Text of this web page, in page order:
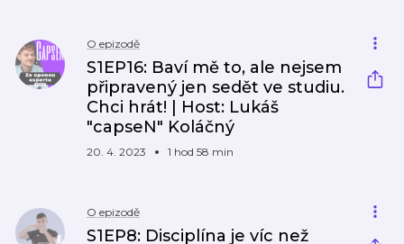
O epizodě
S1EP16: Baví mě to, ale nejsem
připravený jen sedět ve studiu.
Chci hrát! | Host: Lukáš
"capseN" Koláčný
20. 4. 2023 1 hod 58 min
O epizodě
S1EP8: Disciplína je víc než